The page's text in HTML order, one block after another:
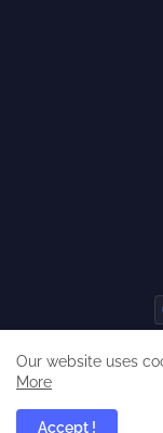
Our website uses
More
Accept !